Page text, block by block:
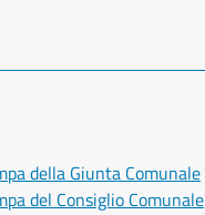
della Giunta Comunale
del Consiglio Comunale